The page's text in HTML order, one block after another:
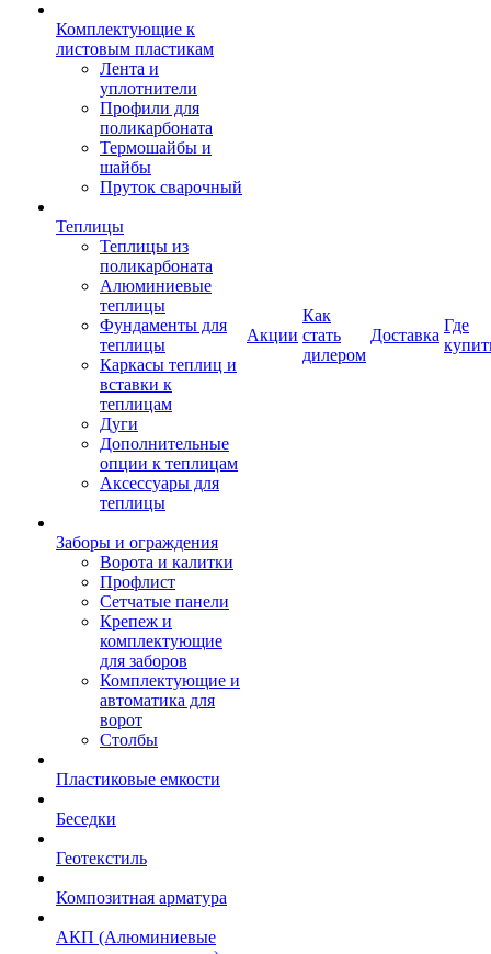
Комплектующие к
листовым пластикам
Лента и
уплотнители
Профили для
поликарбоната
Термошайбы и
шайбы
Пруток сварочный
Теплицы
Теплицы из
поликарбоната
Алюминиевые
теплицы
Фундаменты для
теплицы
Каркасы теплиц и
вставки к
теплицам
Дуги
Дополнительные
опции к теплицам
Аксессуары для
теплицы
Заборы и ограждения
Ворота и калитки
Профлист
Сетчатые панели
Крепеж и
комплектующие
для заборов
Комплектующие и
автоматика для
ворот
Столбы
Пластиковые емкости
Беседки
Геотекстиль
Композитная арматура
АКП (Алюминиевые
Акции
Как
стать
дилером
Доставка
Где